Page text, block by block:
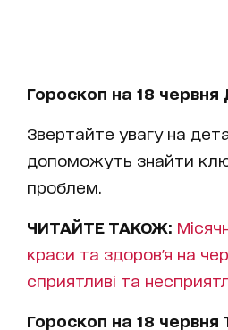
Гороскоп на 18 червня
Звертайте увагу на
допоможуть знайти
проблем.
ЧИТАЙТЕ ТАКОЖ:
краси та здоров'я на
сприятливі та
Гороскоп на 18 червня